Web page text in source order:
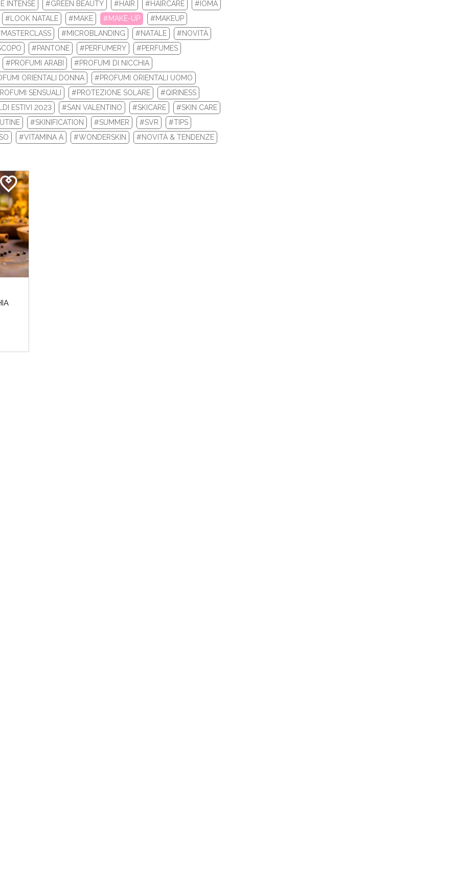
tua nuova routine di bellezza con i prodotti beauty Biotherm e Lancôme!
Re...
LEGGI DI PIÙ
2024: ECCO I TOP 10 PRODOTTI DA ACQUISTARE
del 2024 sono iniziati e noi Beauty Addicted non vedevamo l’ora!
INTENSE #GREEN BEAUTY #HAIR #HAIRCARE
#IOMA
#LOOK NATALE #MAKE #MAKE-UP
#MAKEUP
#MICROBLANDING #NATALE
#NOVITÀ
#PANTONE #PERFUMERY
#PERFUMES
#PROFUMI ARABI
#PROFUMI DI NICCHIA
ORIENTALI DONNA
#PROFUMI ORIENTALI UOMO
SENSUALI #PROTEZIONE SOLARE
#QIRINESS
ESTIVI 2023 #SAN VALENTINO #SKICARE
#SKIN CARE
#SKINIFICATION #SUMMER #SVR
#TIPS
#VITAMINA A #WONDERSKIN #NOVITÀ & TENDENZE